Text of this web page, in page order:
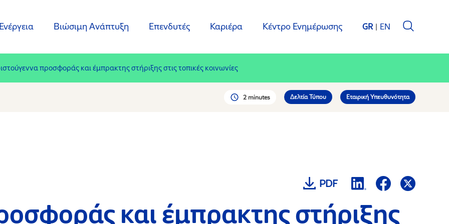
Ενέργεια Βιώσιμη Ανάπτυξη Επενδυτές Καριέρα Κέντρο Ενημέρωσης GR EN
προσφοράς και έμπρακτης στήριξης στις τοπικές κοινωνίες
2 minutes Δελτία Τύπου Εταιρική Υπευθυνότητα
PDF
και έμπρακτης στήριξης